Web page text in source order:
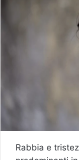
Rabbia e